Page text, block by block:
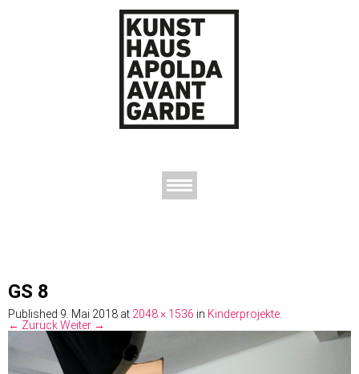
GS 8
Published 9. Mai 2018 at 2048 × 1536 in Kinderprojekte.
← ZurückWeiter →